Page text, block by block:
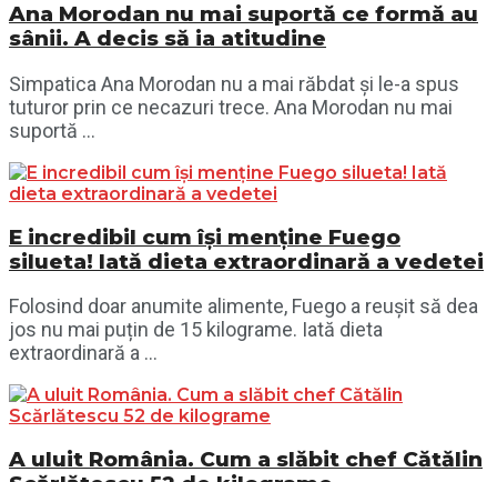
Ana Morodan nu mai suportă ce formă au
sânii. A decis să ia atitudine
Simpatica Ana Morodan nu a mai răbdat și le-a spus
tuturor prin ce necazuri trece. Ana Morodan nu mai
suportă ...
E incredibil cum își menține Fuego
silueta! Iată dieta extraordinară a vedetei
Folosind doar anumite alimente, Fuego a reușit să dea
jos nu mai puțin de 15 kilograme. Iată dieta
extraordinară a ...
A uluit România. Cum a slăbit chef Cătălin